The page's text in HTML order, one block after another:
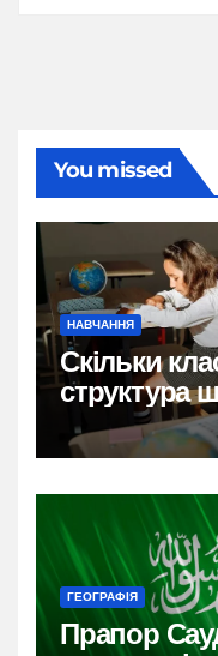
You missed
НАВЧАННЯ
Скільки
структура
ГЕОГРАФІЯ
Прапор